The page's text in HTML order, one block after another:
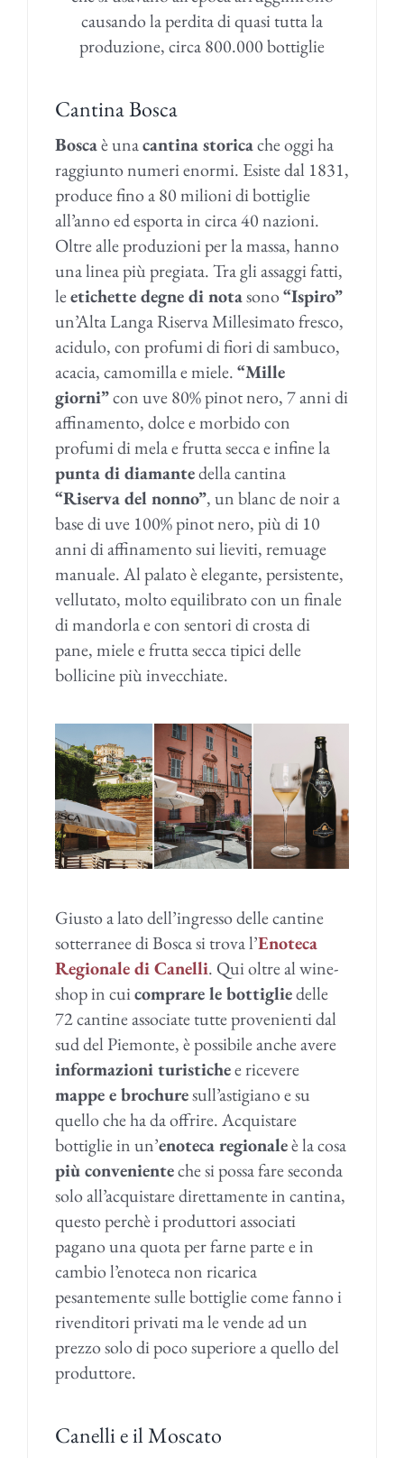
causando la perdita di quasi tutta la
produzione, circa 800.000 bottiglie
Cantina Bosca
Boscaè unacantina storicache oggi ha
raggiunto numeri enormi. Esiste dal 1831,
produce fino a 80 milioni di bottiglie
all’anno ed esporta in circa 40 nazioni.
Oltre alle produzioni per la massa, hanno
una linea più pregiata. Tra gli assaggi fatti,
leetichette degne di notasono“Ispiro”
un’Alta Langa Riserva Millesimato fresco,
acidulo, con profumi di fiori di sambuco,
acacia, camomilla e miele.“Mille
giorni”con uve 80% pinot nero, 7 anni di
affinamento, dolce e morbido con
profumi di mela e frutta secca e infine la
punta di diamantedella cantina
“Riserva del nonno”, un blanc de noir a
base di uve 100% pinot nero, più di 10
anni di affinamento sui lieviti, remuage
manuale. Al palato è elegante, persistente,
vellutato, molto equilibrato con un finale
di mandorla e con sentori di crosta di
pane, miele e frutta secca tipici delle
bollicine più invecchiate.
Giusto a lato dell’ingresso delle cantine
sotterranee di Bosca si trova l’Enoteca
Regionale di Canelli. Qui oltre al wine-
shop in cuicomprare le bottigliedelle
72 cantine associate tutte provenienti dal
sud del Piemonte, è possibile anche avere
informazioni turistichee ricevere
mappe e brochuresull’astigiano e su
quello che ha da offrire. Acquistare
bottiglie in un’enoteca regionaleè la cosa
più convenienteche si possa fare seconda
solo all’acquistare direttamente in cantina,
questo perchè i produttori associati
pagano una quota per farne parte e in
cambio l’enoteca non ricarica
pesantemente sulle bottiglie come fanno i
rivenditori privati ma le vende ad un
prezzo solo di poco superiore a quello del
produttore.
Canelli e il Moscato